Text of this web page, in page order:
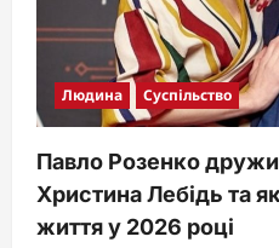
Людина Суспільство
Павло Розенко
Христина Лебідь та
життя у 2026 році